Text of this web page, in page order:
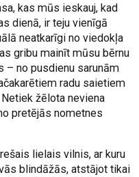
kas mūs ieskauj, kad
dienā, ir teju vienīgā
neatkarīgi no viedokļa
gribu mainīt mūsu bērnu
– no pusdienu sarunām
radu saietiem
žēlota neviena
pretējās nometnes
lielais vilnis, ar kuru
blindāžās, atstājot tikai